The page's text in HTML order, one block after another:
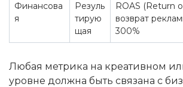
Финансова
я
Резуль
тирую
щая
ROAS (Return
возврат
300%
Любая метрика на креативном
уровне должна быть связана с